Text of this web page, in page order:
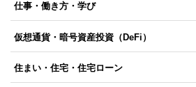
仕事・働き方・学び
仮想通貨・暗号資産投資（DeFi）
住まい・住宅・住宅ローン